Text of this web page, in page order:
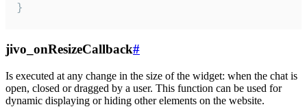
}
jivo_onResizeCallback#
Is executed at any change in the size of the widget: when the chat is
open, closed or dragged by a user. This function can be used for
dynamic displaying or hiding other elements on the website.